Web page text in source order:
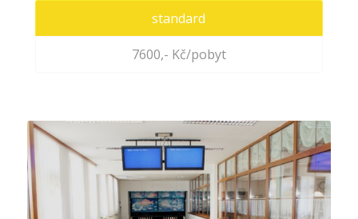
standard
7600,- Kč/pobyt